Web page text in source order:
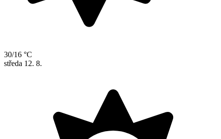
30/16 °C
středa 12. 8.